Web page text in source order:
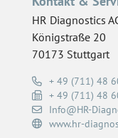
HR Diagnostics
Königstraße 20
70173 Stuttgart
+ 49 (711) 48
+ 49 (711) 48
Info@HR-
www.hr-